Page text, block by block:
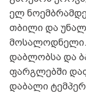
ელ
თბილი და
მოსალოდნელი.
დაბლობსა და
ფარგლებში
დაბალი